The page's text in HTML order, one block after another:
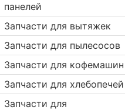
панелей
Запчасти для вытяжек
Запчасти для пылесосов
Запчасти для кофемашин
Запчасти для хлебопечей
Запчасти для